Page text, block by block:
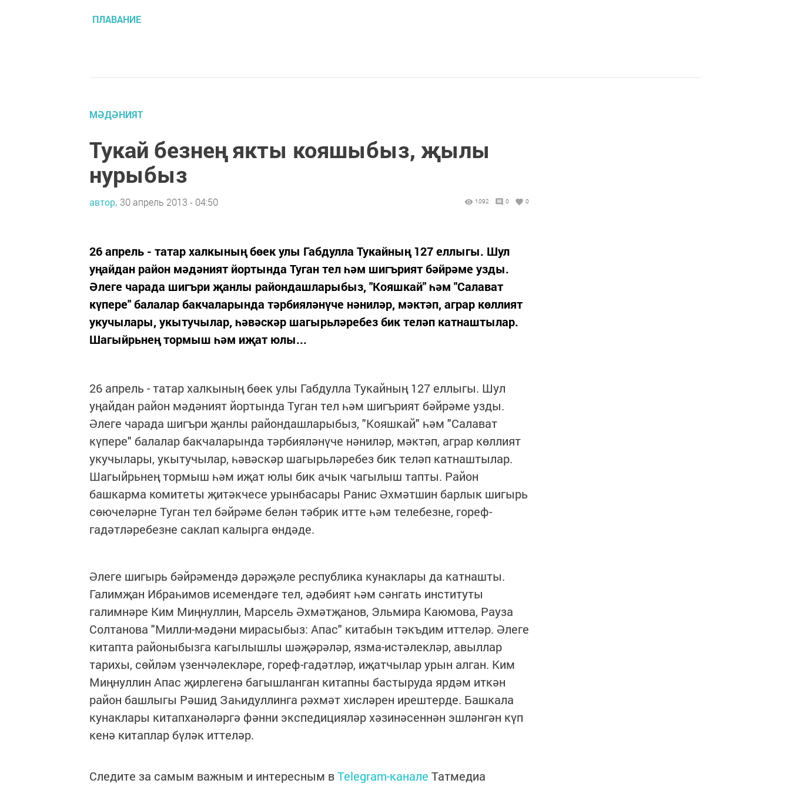
ПЛАВАНИЕ
МӘДӘНИЯТ
Тукай безнең якты кояшыбыз, җылы
нурыбыз
автор, 30 апрель 2013 - 04:50 1092 0 0
26 апрель - татар халкының бөек улы Габдулла Тукайның 127 еллыгы. Шул
уңайдан район мәдәният йортында Туган тел һәм шигърият бәйрәме узды.
Әлеге чарада шигъри җанлы райондашларыбыз, "Кояшкай" һәм "Салават
күпере" балалар бакчаларында тәрбияләнүче нәниләр, мәктәп, аграр көллият
укучылары, укытучылар, һәвәскәр шагырьләребез бик теләп катнаштылар.
Шагыйрьнең тормыш һәм иҗат юлы...
26 апрель - татар халкының бөек улы Габдулла Тукайның 127 еллыгы. Шул
уңайдан район мәдәният йортында Туган тел һәм шигърият бәйрәме узды.
Әлеге чарада шигъри җанлы райондашларыбыз, "Кояшкай" һәм "Салават
күпере" балалар бакчаларында тәрбияләнүче нәниләр, мәктәп, аграр көллият
укучылары, укытучылар, һәвәскәр шагырьләребез бик теләп катнаштылар.
Шагыйрьнең тормыш һәм иҗат юлы бик ачык чагылыш тапты. Район
башкарма комитеты җитәкчесе урынбасары Ранис Әхмәтшин барлык шигырь
сөючеләрне Туган тел бәйрәме белән тәбрик итте һәм телебезне, гореф-
гадәтләребезне саклап калырга өндәде.
Әлеге шигырь бәйрәмендә дәрәҗәле республика кунаклары да катнашты.
Галимҗан Ибраһимов исемендәге тел, әдәбият һәм сәнгать институты
галимнәре Ким Миңнуллин, Марсель Әхмәтҗанов, Эльмира Каюмова, Рауза
Солтанова "Милли-мәдәни мирасыбыз: Апас" китабын тәкъдим иттеләр. Әлеге
китапта районыбызга кагылышлы шәҗәрәләр, язма-истәлекләр, авыллар
тарихы, сөйләм үзенчәлекләре, гореф-гадәтләр, иҗатчылар урын алган. Ким
Миңнуллин Апас җирлегенә багышланган китапны бастыруда ярдәм иткән
район башлыгы Рәшид Заһидуллинга рәхмәт хисләрен ирештерде. Башкала
кунаклары китапханәләргә фәнни экспедицияләр хәзинәсеннән эшләнгән күп
кенә китаплар бүләк иттеләр.
Следите за самым важным и интересным вTelegram-канале Татмедиа